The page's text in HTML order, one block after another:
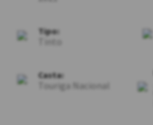
Tipo:
Tinto
Casta:
Touriga Nacional